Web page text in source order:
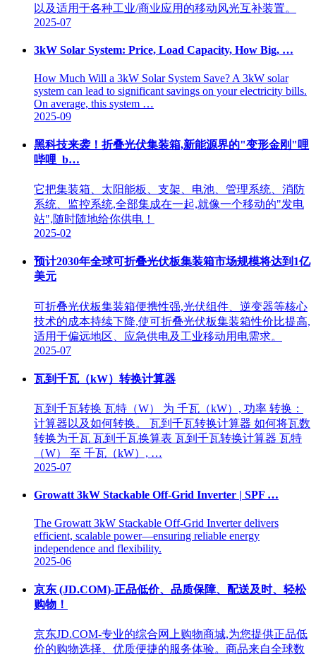
以及适用于各种工业/商业应用的移动风光互补装置。
2025-07
3kW Solar System: Price, Load Capacity, How Big, …
How Much Will a 3kW Solar System Save? A 3kW solar
system can lead to significant savings on your electricity bills.
On average, this system …
2025-09
黑科技来袭！折叠光伏集装箱,新能源界的"变形金刚"哩
哔哩_b…
它把集装箱、太阳能板、支架、电池、管理系统、消防
系统、监控系统,全部集成在一起,就像一个移动的"发电
站",随时随地给你供电！
2025-02
预计2030年全球可折叠光伏板集装箱市场规模将达到1亿
美元
可折叠光伏板集装箱便携性强,光伏组件、逆变器等核心
技术的成本持续下降,使可折叠光伏板集装箱性价比提高,
适用于偏远地区、应急供电及工业移动用电需求。
2025-07
瓦到千瓦（kW）转换计算器
瓦到千瓦转换 瓦特（W） 为 千瓦（kW）, 功率 转换：
计算器以及如何转换。 瓦到千瓦转换计算器 如何将瓦数
转换为千瓦 瓦到千瓦换算表 瓦到千瓦转换计算器 瓦特
（W） 至 千瓦（kW）, …
2025-07
Growatt 3kW Stackable Off-Grid Inverter | SPF …
The Growatt 3kW Stackable Off-Grid Inverter delivers
efficient, scalable power—ensuring reliable energy
independence and flexibility.
2025-06
京东 (JD.COM)-正品低价、品质保障、配送及时、轻松
购物！
京东JD.COM-专业的综合网上购物商城,为您提供正品低
价的购物选择、优质便捷的服务体验。商品来自全球数